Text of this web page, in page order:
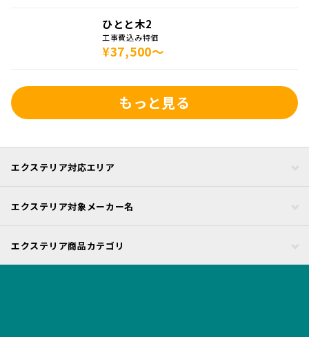
ひとと木2
工事費込み特価
¥37,500～
もっと見る
エクステリア対応エリア
エクステリア対象メーカー名
エクステリア商品カテゴリ